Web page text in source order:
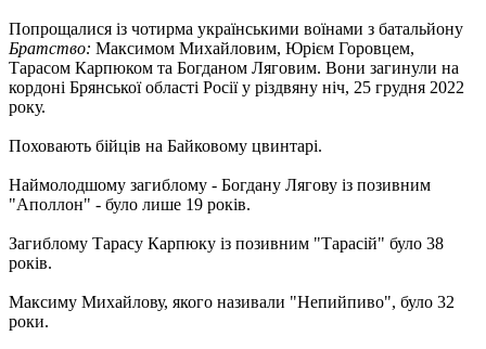
Попрощалися із чотирма українськими воїнами з батальйону
Братство: Максимом Михайловим, Юрієм Горовцем,
Тарасом Карпюком та Богданом Ляговим. Вони загинули на
кордоні Брянської області Росії у різдвяну ніч, 25 грудня 2022
року.
Поховають бійців на Байковому цвинтарі.
Наймолодшому загиблому - Богдану Лягову із позивним
"Аполлон" - було лише 19 років.
Загиблому Тарасу Карпюку із позивним "Тарасій" було 38
років.
Максиму Михайлову, якого називали "Непийпиво", було 32
роки.